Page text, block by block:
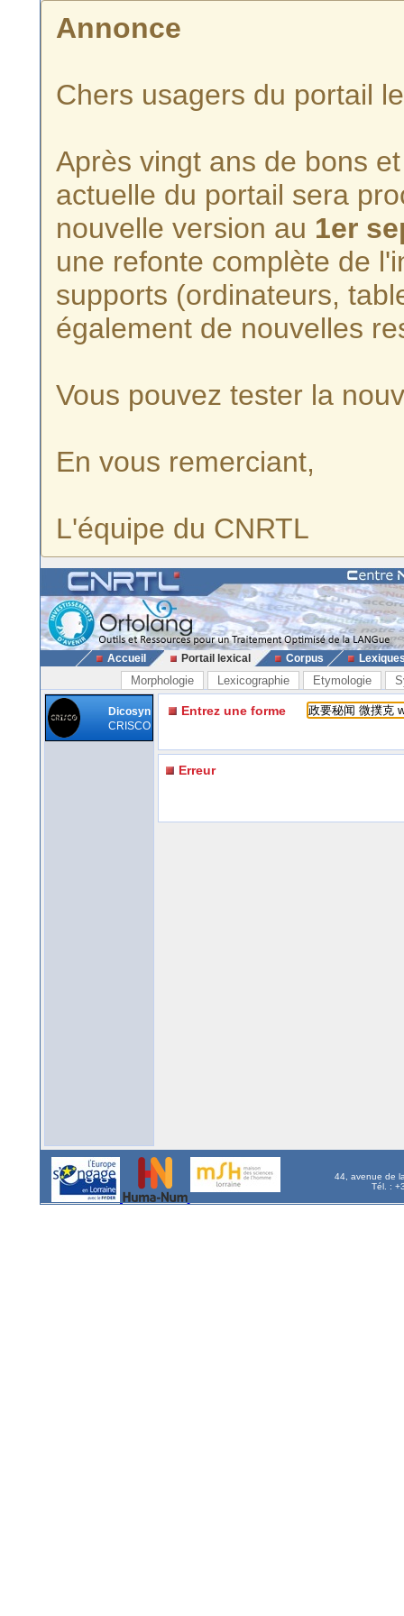
Annonce
Chers usagers du portail
Après vingt ans de bons
actuelle du portail sera
nouvelle version au 1er
une refonte complète de
supports (ordinateurs,
également de nouvelles
Vous pouvez tester la
En vous remerciant,
L'équipe du CNRTL
Accueil Portail lexical Corpus
Morphologie Lexicographie Etymologie
Dicosyn
CRISCO
Entrez une forme
Erreur
44, avenue de
Tél. :